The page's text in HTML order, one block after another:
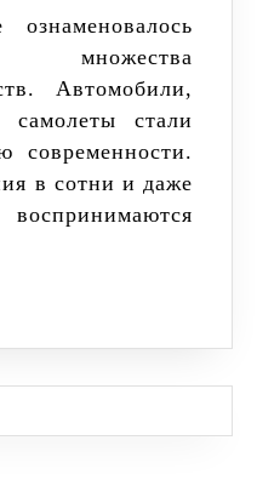
войска
множества
Автомобили,
стали
современности.
в сотни и даже